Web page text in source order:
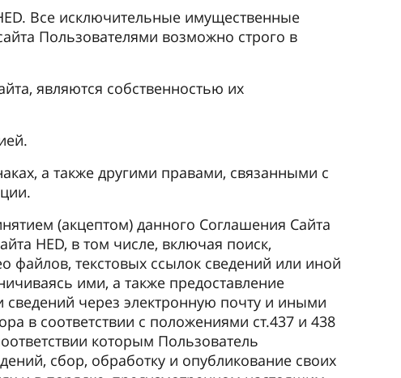
Все исключительные имущественные
Пользователями возможно строго в
являются собственностью их
а также другими правами, связанными с
(акцептом) данного Соглашения Сайта
HED, в том числе, включая поиск,
текстовых ссылок сведений или иной
ими, а также предоставление
через электронную почту и иными
в соответствии с положениями ст.437 и 438
которым Пользователь
сбор, обработку и опубликование своих